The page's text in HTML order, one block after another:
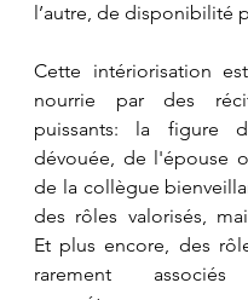
l’autre, de disponibilité
Cette intériorisation
nourrie par des
puissants: la figure
dévouée, de l'épouse
de la collègue
des rôles valorisés,
Et plus encore, des
rarement